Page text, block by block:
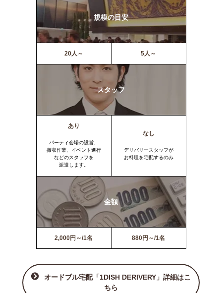
規模の目安
20人～ 5人～
スタッフ
あり
パーティ会場の設営、
撤収作業、イベント進行
などのスタッフを
派遣します。
なし
デリバリースタッフが
お料理を宅配するのみ
金額
2,000円～/1名 880円～/1名
オードブル宅配「1DISH DERIVERY」詳細はこ
ちら